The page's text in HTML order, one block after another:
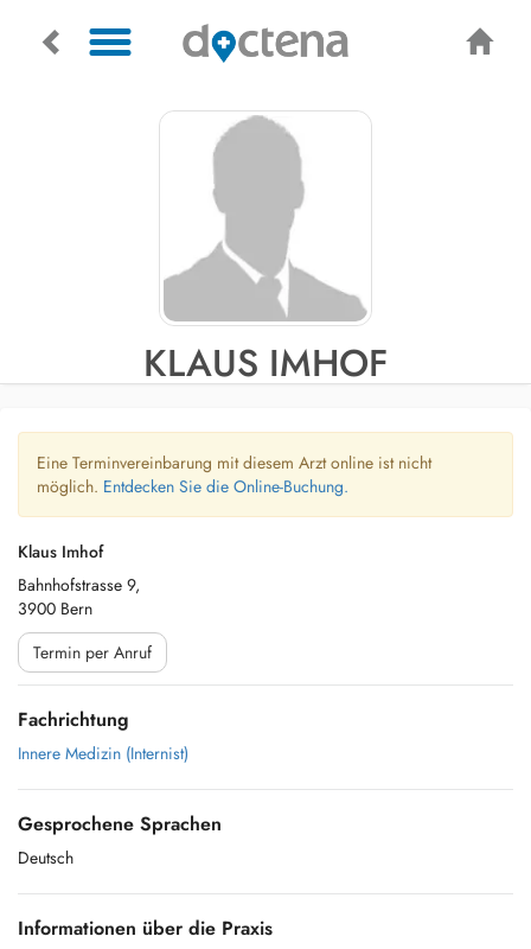
KLAUS IMHOF
Eine Terminvereinbarung mit diesem Arzt online ist nicht
möglich. Entdecken Sie die Online-Buchung.
Klaus Imhof
Bahnhofstrasse 9,
3900 Bern
Termin per Anruf
Fachrichtung
Innere Medizin (Internist)
Gesprochene Sprachen
Deutsch
Informationen über die Praxis